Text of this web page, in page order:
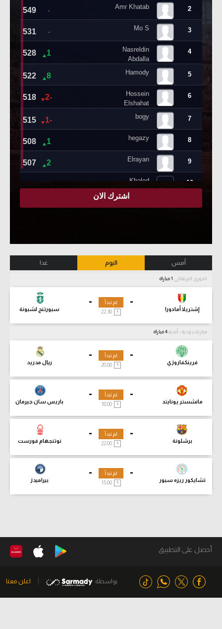
أمس اليوم غدا
الدوري البرتغالي
-
إشتريلا أمادورا
-
سبورتنج لشبونة
لم تبدأ
مباريات ودية - أندية
-
فرينكفاروزي
-
ريال مدريد
لم تبدأ
-
مانشستر يونايتد
-
باريس سان جيرمان
لم تبدأ
18:00
-
برشلونة
-
نوتنجهام فورست
لم تبدأ
-
تشايكور ريزه سبور
-
بيراميدز
لم تبدأ
15:00
أحصل على التطبيق
بواسطة اعلن معنا